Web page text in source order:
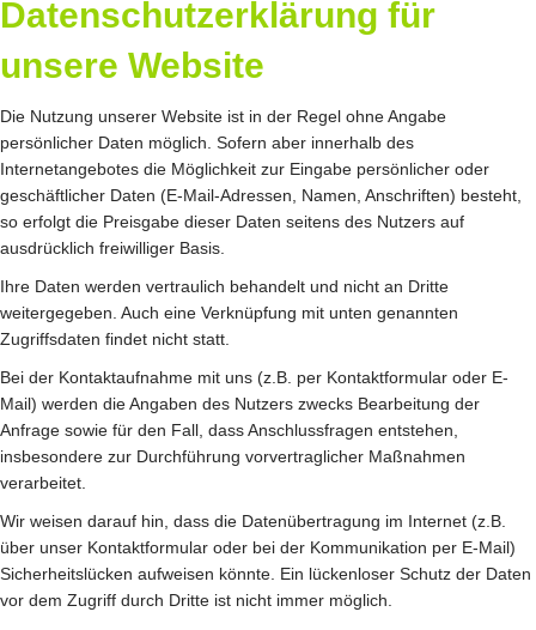
Datenschutzerklärung für
unsere Website
Die Nutzung unserer Website ist in der Regel ohne Angabe
persönlicher Daten möglich. Sofern aber innerhalb des
Internetangebotes die Möglichkeit zur Eingabe persönlicher oder
geschäftlicher Daten (E-Mail-Adressen, Namen, Anschriften) besteht,
so erfolgt die Preisgabe dieser Daten seitens des Nutzers auf
ausdrücklich freiwilliger Basis.
Ihre Daten werden vertraulich behandelt und nicht an Dritte
weitergegeben. Auch eine Verknüpfung mit unten genannten
Zugriffsdaten findet nicht statt.
Bei der Kontaktaufnahme mit uns (z.B. per Kontaktformular oder E-
Mail) werden die Angaben des Nutzers zwecks Bearbeitung der
Anfrage sowie für den Fall, dass Anschlussfragen entstehen,
insbesondere zur Durchführung vorvertraglicher Maßnahmen
verarbeitet.
Wir weisen darauf hin, dass die Datenübertragung im Internet (z.B.
über unser Kontaktformular oder bei der Kommunikation per E-Mail)
Sicherheitslücken aufweisen könnte. Ein lückenloser Schutz der Daten
vor dem Zugriff durch Dritte ist nicht immer möglich.